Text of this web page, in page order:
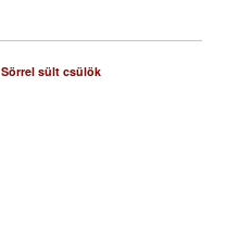
Sörrel sült csülök